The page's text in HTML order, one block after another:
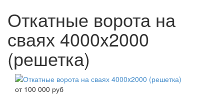
Откатные ворота на
сваях 4000x2000
(решетка)
от 100 000 руб